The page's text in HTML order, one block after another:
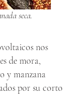
seca.
nos
de mora,
y manzana
por su corto